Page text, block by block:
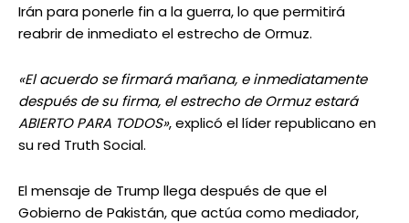
Irán para ponerle fin a la guerra, lo que permitirá
reabrir de inmediato el estrecho de Ormuz.
«El acuerdo se firmará mañana, e inmediatamente
después de su firma, el estrecho de Ormuz estará
ABIERTO PARA TODOS», explicó el líder republicano en
su red Truth Social.
El mensaje de Trump llega después de que el
Gobierno de Pakistán, que actúa como mediador,